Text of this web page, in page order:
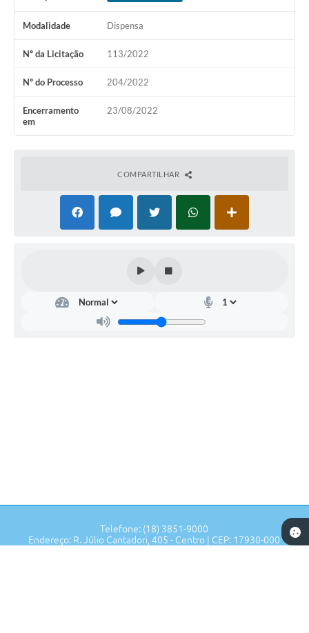
Modalidade Dispensa
Nº da Licitação 113/2022
Nº do Processo 204/2022
Encerramento
em
23/08/2022
COMPARTILHAR
Telefone: (18) 3851-9000
Endereço: R. Júlio Cantadori, 405 - Centro | CEP: 17930-000